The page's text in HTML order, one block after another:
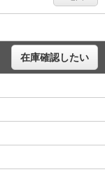
在庫確認したい